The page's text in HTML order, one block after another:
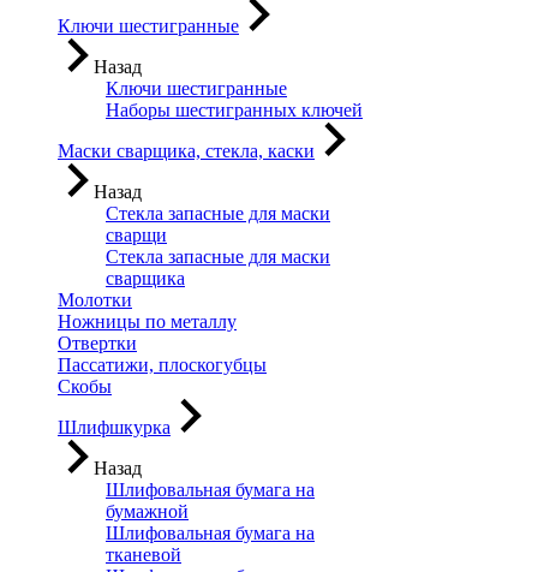
Ключи шестигранные
Назад
Ключи шестигранные
Наборы шестигранных ключей
Маски сварщика, стекла, каски
Назад
Стекла запасные для маски
сварщи
Стекла запасные для маски
сварщика
Молотки
Ножницы по металлу
Отвертки
Пассатижи, плоскогубцы
Скобы
Шлифшкурка
Назад
Шлифовальная бумага на
бумажной
Шлифовальная бумага на
тканевой